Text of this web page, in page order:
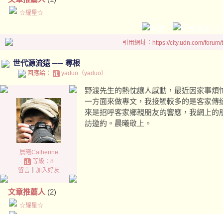
☆耀星☆
引用網址：https://city.udn.com/
世代源流遠 ── 尋根
回應給： yaduo（yaduo）
晨曦Catherine
等級：8
留言｜ 加入好友
文章推薦人 (2)
☆耀星☆
野渡先生的熱忱讓人感動，最近因家事
一方面來做專文，我接觸較多的是客家
來是招呼客家鄉親朋友的響應，我網上
訪邀約。晨曦敬上。